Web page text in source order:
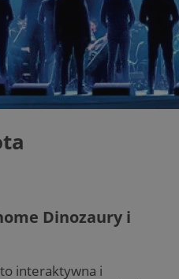
Dinozaury i
interaktywna i